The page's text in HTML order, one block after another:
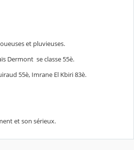
et pluvieuses.
Dermont se classe 55è.
55è, Imrane El Kbiri 83è.
et son sérieux.